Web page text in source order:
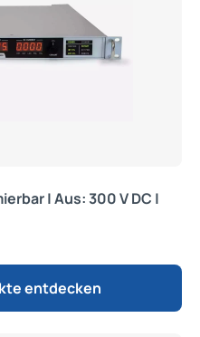
| Aus: 300 V DC |
entdecken